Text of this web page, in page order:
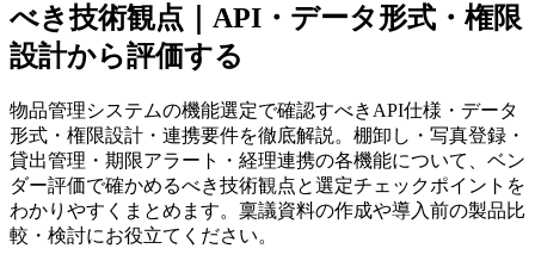
べき技術観点｜API・データ形式・権限
設計から評価する
物品管理システムの機能選定で確認すべきAPI仕様・データ
形式・権限設計・連携要件を徹底解説。棚卸し・写真登録・
貸出管理・期限アラート・経理連携の各機能について、ベン
ダー評価で確かめるべき技術観点と選定チェックポイントを
わかりやすくまとめます。稟議資料の作成や導入前の製品比
較・検討にお役立てください。